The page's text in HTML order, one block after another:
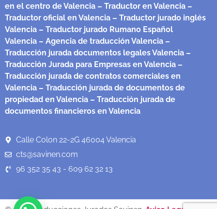
en el centro de Valencia – Traductor en Valencia –
Traductor oficial en Valencia – Traductor jurado inglés
Valencia – Traductor jurado Rumano Español
Valencia – Agencia de traducción Valencia –
Traducción jurada documentos legales Valencia –
Traducción Jurada para Empresas en Valencia –
Traducción jurada de contratos comerciales en
Valencia – Traducción jurada de documentos de
propiedad en Valencia – Traducción jurada de
documentos financieros en Valencia
Calle Colon 22-2G 46004 Valencia
cts@savinen.com
96 352 35 43 - 609 62 32 13